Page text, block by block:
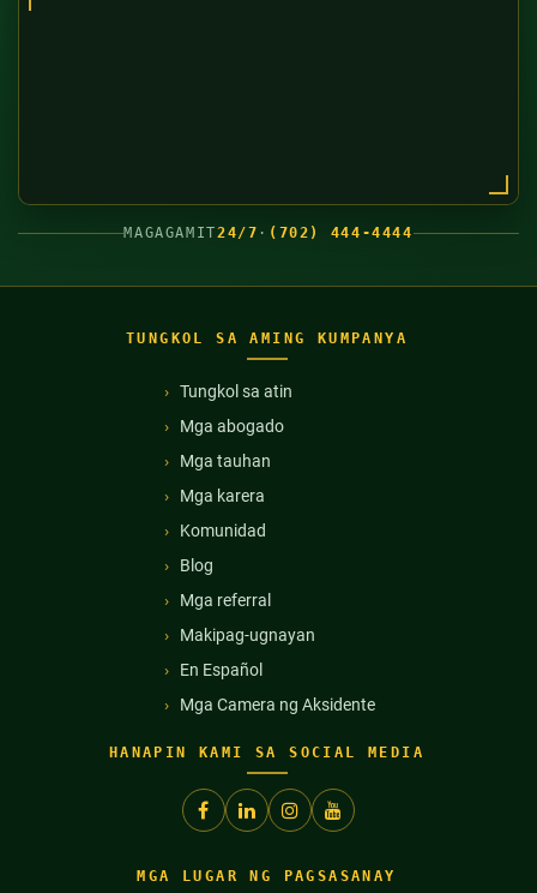
MAGAGAMIT24/7 · (702) 444-4444
TUNGKOL SA AMING KUMPANYA
Tungkol sa atin
Mga abogado
Mga tauhan
Mga karera
Komunidad
Blog
Mga referral
Makipag-ugnayan
En Español
Mga Camera ng Aksidente
HANAPIN KAMI SA SOCIAL MEDIA
MGA LUGAR NG PAGSASANAY